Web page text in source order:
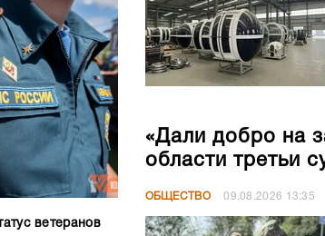
ветеранов
«Дали добро на
области третьи
ОБЩЕСТВО 09.08.2026 13:35